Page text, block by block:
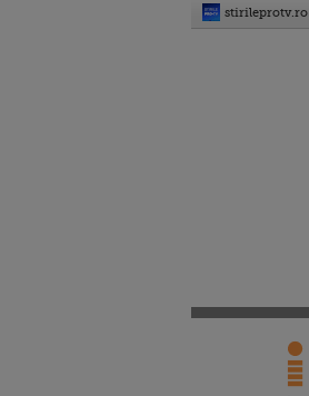
stirileprotv.ro